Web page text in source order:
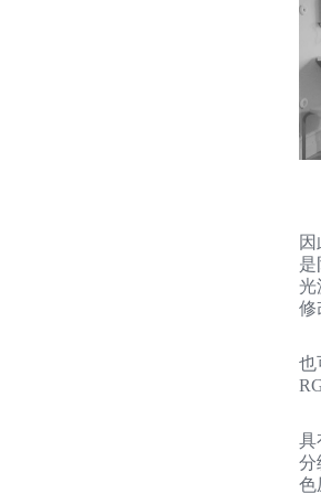
是
光
修
也
具
分
色